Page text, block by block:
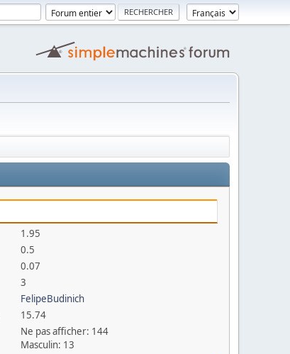
1.95
0.5
0.07
3
FelipeBudinich
15.74
Ne pas afficher: 144
Masculin: 13